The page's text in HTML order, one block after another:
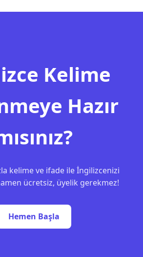
Kelime
Hazır
kelime ve ifade ile İngilizcenizi
ücretsiz, üyelik gerekmez!
Hemen Başla